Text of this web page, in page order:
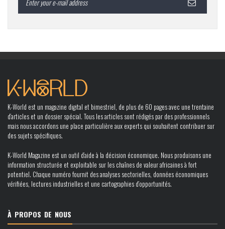
K-World est un magazine digital et bimestriel, de plus de 60 pages avec une trentaine
d’articles et un dossier spécial. Tous les articles sont rédigés par des professionnels
mais nous accordons une place particulière aux experts qui souhaitent contribuer sur
des sujets spécifiques.
K-World Magazine est un outil d’aide à la décision économique. Nous produisons une
information structurée et exploitable sur les chaînes de valeur africaines à fort
potentiel. Chaque numéro fournit des analyses sectorielles, données économiques
vérifiées, lectures industrielles et une cartographies d’opportunités.
À PROPOS DE NOUS